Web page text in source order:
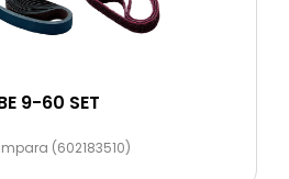
9-60 SET
(602183510)